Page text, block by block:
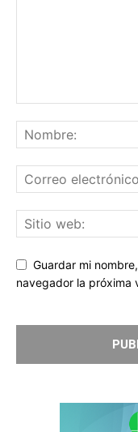
Guardar mi
navegador la próxima